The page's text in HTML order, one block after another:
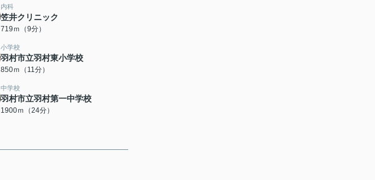
内科
笠井クリニック
719ｍ（9分）
小学校
羽村市立羽村東小学校
850ｍ（11分）
中学校
羽村市立羽村第一中学校
1900ｍ（24分）